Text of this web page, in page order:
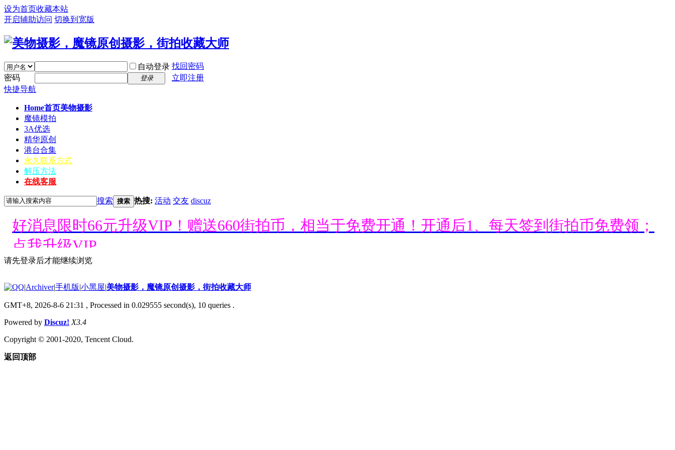
设为首页收藏本站
开启辅助访问 切换到宽版
自动登录 找回密码
密码
登录
立即注册
快捷导航
Home首页美物摄影
魔镜模拍
3A优选
精华原创
港台合集
永久联系方式
解压方法
在线客服
搜索 搜索 热搜: 活动 交友 discuz
好消息限时66元升级VIP！赠送660街拍币，相当于免费开通！开通后1、每天签到街拍币免费领；
点我升级VIP。
点我升级VIP。
好消息限时66元升级VIP！赠送660街拍币，相当于免费开通！开通后1、每天签到街拍币免费领；
点我升级VIP。
请先登录后才能继续浏览
|Archiver|手机版|小黑屋|美物摄影，魔镜原创摄影，街拍收藏大师
GMT+8, 2026-8-6 21:31 , Processed in 0.029555 second(s), 10 queries .
Powered by Discuz! X3.4
Copyright © 2001-2020, Tencent Cloud.
返回顶部